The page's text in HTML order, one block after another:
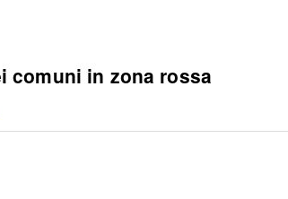
comuni in zona rossa